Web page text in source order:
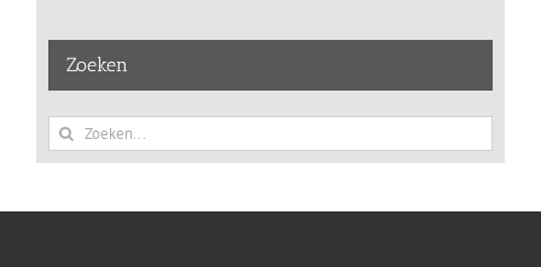
Zoeken
Zoeken
naar: